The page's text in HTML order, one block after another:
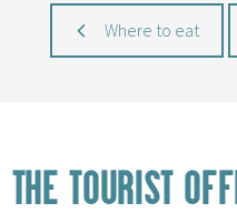
Where to eat
THE TOURIST